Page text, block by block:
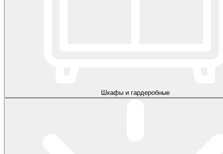
Шкафы и гардеробные